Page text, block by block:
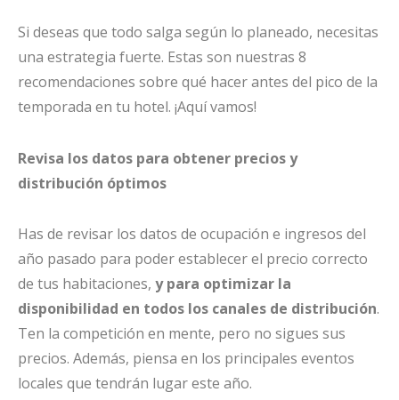
Si deseas que todo salga según lo planeado, necesitas
una estrategia fuerte. Estas son nuestras 8
recomendaciones sobre qué hacer antes del pico de la
temporada en tu hotel. ¡Aquí vamos!
Revisa los datos para obtener precios y
distribución óptimos
Has de revisar los datos de ocupación e ingresos del
año pasado para poder establecer el precio correcto
de tus habitaciones, y para optimizar la
disponibilidad en todos los canales de distribución.
Ten la competición en mente, pero no sigues sus
precios. Además, piensa en los principales eventos
locales que tendrán lugar este año.